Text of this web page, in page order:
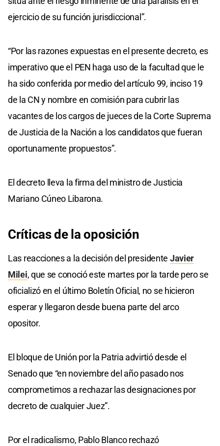
ejercicio de su función jurisdiccional”.
“Por las razones expuestas en el presente decreto, es
imperativo que el PEN haga uso de la facultad que le
ha sido conferida por medio del artículo 99, inciso 19
de la CN y nombre en comisión para cubrir las
vacantes de los cargos de jueces de la Corte Suprema
de Justicia de la Nación a los candidatos que fueran
oportunamente propuestos”.
El decreto lleva la firma del ministro de Justicia
Mariano Cúneo Libarona.
Críticas de la oposición
Las reacciones a la decisión del presidente Javier
Milei, que se conoció este martes por la tarde pero se
oficializó en el último Boletín Oficial, no se hicieron
esperar y llegaron desde buena parte del arco
opositor.
El bloque de Unión por la Patria advirtió desde el
Senado que “en noviembre del año pasado nos
comprometimos a rechazar las designaciones por
decreto de cualquier Juez”.
Por el radicalismo, Pablo Blanco rechazó